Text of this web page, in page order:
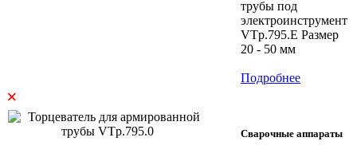
трубы под
электроинструмент
VTp.795.E Размер
20 - 50 мм
Подробнее
×
Сварочные аппараты